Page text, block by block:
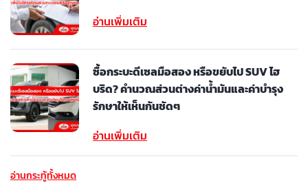
อ่านเพิ่มเติม
ซื้อกระบะดีเซลมือสอง หรือขยับไป SUV ไฮ
บริด? คำนวณส่วนต่างค่าน้ำมันและค่าบำรุง
รักษาให้เห็นกันชัดๆ
อ่านเพิ่มเติม
อ่านกระทู้ทั้งหมด